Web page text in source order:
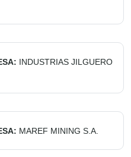
INDUSTRIAS JILGUERO
MAREF MINING S.A.